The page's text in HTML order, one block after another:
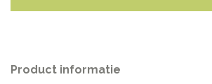
Product informatie